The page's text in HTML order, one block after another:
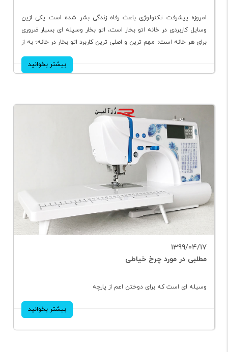
امروزه پیشرفت تکنولوژی باعث رفاه زندگی بشر شده است یکی ازین
وسایل کاربردی در خانه اتو بخار است، اتو بخار وسیله ای بسیار ضروری
برای هر خانه است؛ مهم ترین و اصلی ترین کاربرد اتو بخار در خانه؛ به از
بین بردن چین و چروک لباس و سایر پارچه ها کمک می کند و هم
چنین سهم مهمی در از بین بردن میکروب ها و باکتری دارد.بیشتر بخوانید
1399/04/17
مطلبی در مورد چرخ خیاطی
وسیله ای است که برای دوختن اعم از پارچه
بیشتر بخوانید